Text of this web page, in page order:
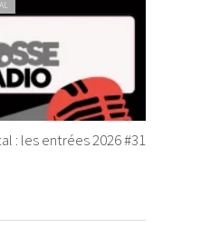
: les entrées 2026 #31